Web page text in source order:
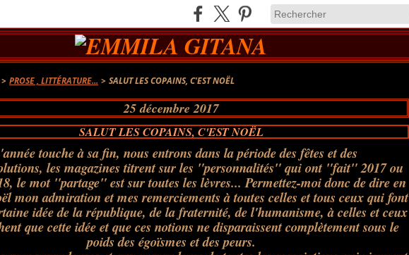
> PROSE , LITTÉRATURE... > SALUT LES COPAINS, C'EST NOËL
25 décembre 2017
SALUT LES COPAINS, C'EST NOËL
touche à sa fin, nous entrons dans la période des fêtes et des
les magazines titrent sur les "personnalités" qui ont "fait" 2017 ou
le mot "partage" est sur toutes les lèvres... Permettez-moi donc de dire en
mon admiration et mes remerciements à toutes celles et tous ceux qui font
idée de la république, de la fraternité, de l'humanisme, à celles et ceux
nt que cette idée et que ces notions ne disparaissent complètement sous le
poids des égoïsmes et des peurs.